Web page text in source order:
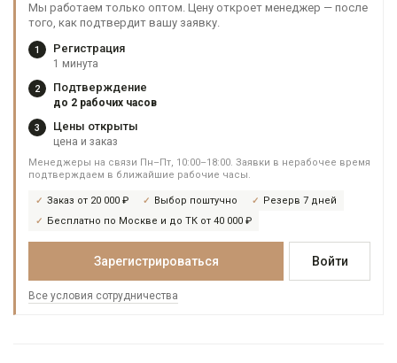
Мы работаем только оптом. Цену откроет менеджер — после
того, как подтвердит вашу заявку.
1 Регистрация
1 минута
2 Подтверждение
до 2 рабочих часов
3 Цены открыты
цена и заказ
Менеджеры на связи Пн–Пт, 10:00–18:00. Заявки в нерабочее время
подтверждаем в ближайшие рабочие часы.
Заказ от 20 000 ₽ Выбор поштучно
Резерв 7 дней
Бесплатно по Москве и до ТК от 40 000 ₽
Зарегистрироваться Войти
Все условия сотрудничества